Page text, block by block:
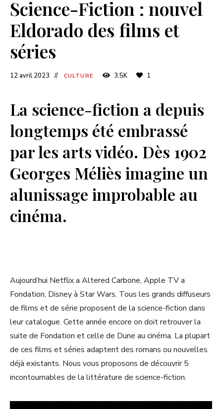
Science-Fiction : nouvel
Eldorado des films et
séries
12 avril 2023 CULTURE 3.5K 1
La science-fiction a depuis
longtemps été embrassé
par les arts vidéo. Dès 1902
Georges Méliès imagine un
alunissage improbable au
cinéma.
Aujourd’hui Netflix a Altered Carbone, Apple TV a
Fondation, Disney à Star Wars. Tous les grands diffuseurs
de films et de série proposent de la science-fiction dans
leur catalogue. Cette année encore on doit retrouver la
suite de Fondation et celle de Dune au cinéma. La plupart
de ces films et séries adaptent des romans ou nouvelles
déjà existants. Nous vous proposons de découvrir 5
incontournables de la littérature de science-fiction.